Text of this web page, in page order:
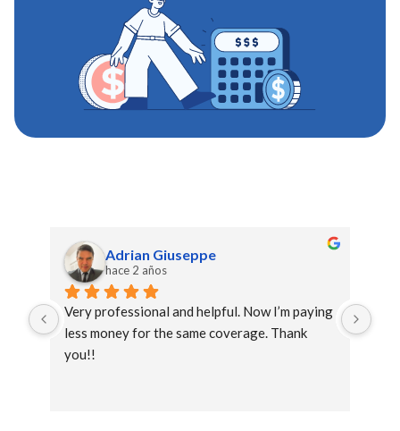
Adrian Giuseppe
hace 2 años
Very professional and helpful. Now I’m paying
less money for the same coverage. Thank
you!!